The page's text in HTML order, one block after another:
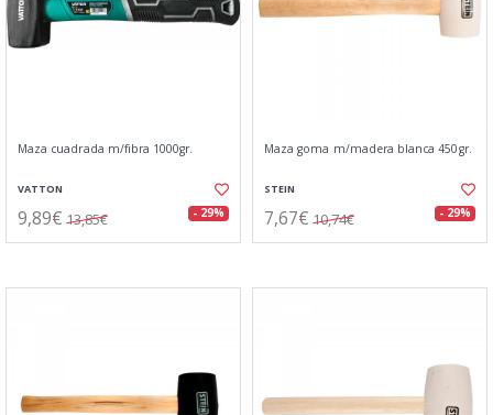
Maza cuadrada m/fibra 1000gr.
VATTON
9,89€ 13,85€ - 29%
Maza goma m/madera blanca 450gr.
STEIN
7,67€ 10,74€ - 29%